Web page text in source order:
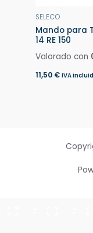
SELECO
Mando para
14 RE 150
Valorado con
11,50 € IVA